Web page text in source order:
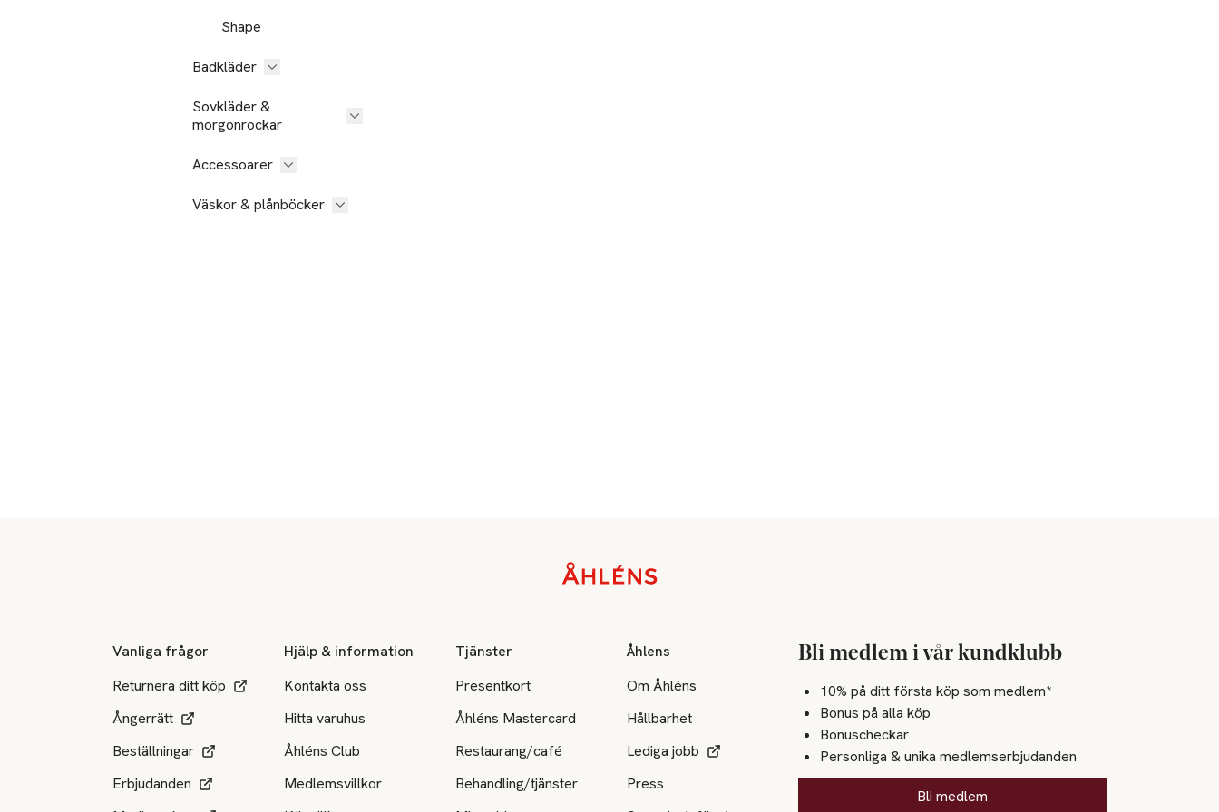
Shape
Badkläder
Sovkläder &
morgonrockar
Accessoarer
Väskor & plånböcker
Vanliga frågor
Returnera ditt köp
Ångerrätt
Beställningar
Erbjudanden
Hjälp & information
Kontakta oss
Hitta varuhus
Åhléns Club
Medlemsvillkor
Tjänster
Presentkort
Åhléns Mastercard
Restaurang/café
Behandling/tjänster
Åhlens
Om Åhléns
Hållbarhet
Lediga jobb
Press
Bli medlem i vår kundklubb
10% på ditt första köp som medlem*
Bonus på alla köp
Bonuscheckar
Personliga & unika medlemserbjudanden
Bli medlem